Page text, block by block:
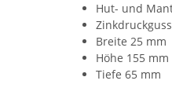
Hut- und
Breite 25 mm
Höhe 155 mm
Tiefe 65 mm